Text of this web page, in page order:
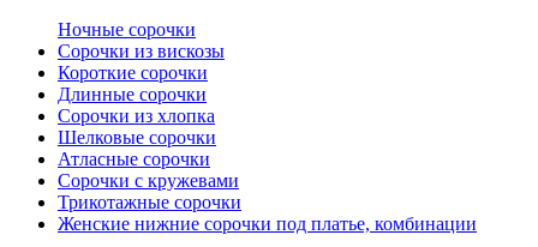
Ночные сорочки
Сорочки из вискозы
Короткие сорочки
Длинные сорочки
Сорочки из хлопка
Шелковые сорочки
Атласные сорочки
Сорочки с кружевами
Трикотажные сорочки
Женские нижние сорочки под платье, комбинации